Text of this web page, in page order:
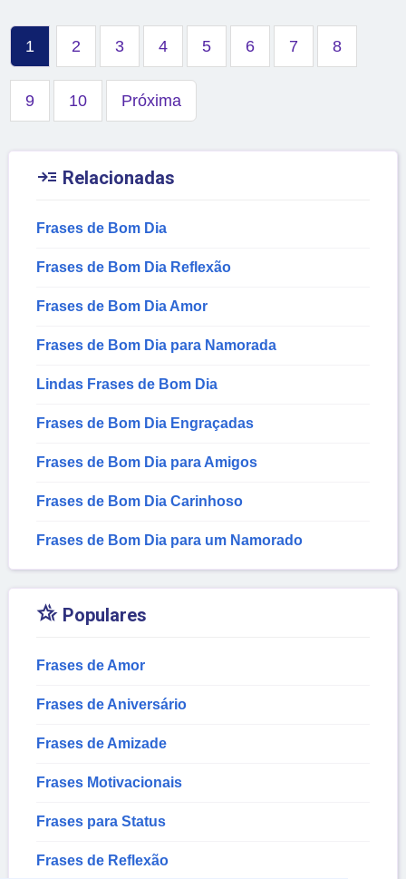
1 2 3 4 5 6 7 8
9 10 Próxima
 Relacionadas
Frases de Bom Dia
Frases de Bom Dia Reflexão
Frases de Bom Dia Amor
Frases de Bom Dia para Namorada
Lindas Frases de Bom Dia
Frases de Bom Dia Engraçadas
Frases de Bom Dia para Amigos
Frases de Bom Dia Carinhoso
Frases de Bom Dia para um Namorado
 Populares
Frases de Amor
Frases de Aniversário
Frases de Amizade
Frases Motivacionais
Frases para Status
Frases de Reflexão